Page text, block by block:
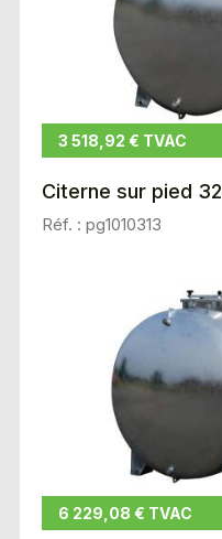
3 518,92 € TVAC
Citerne sur pied
Réf. : pg1010313
6 229,08 € TVAC